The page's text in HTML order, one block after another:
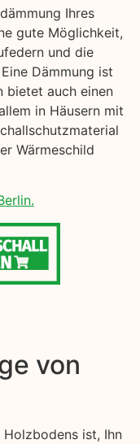
Ihres
gute Möglichkeit,
und die
Dämmung ist
bietet auch einen
in Häusern mit
Wärmeschild
von
ist, Ihn